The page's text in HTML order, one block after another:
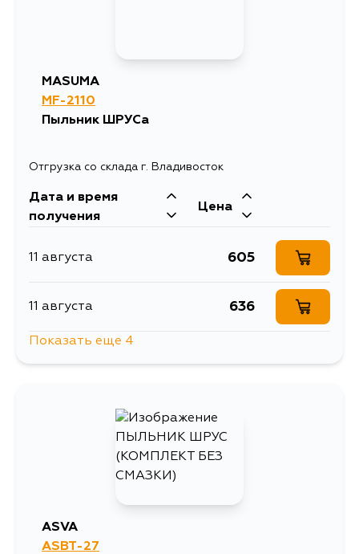
MASUMA
MF-2110
Пыльник ШРУСа
Отгрузка со склада г. Владивосток
Дата и время
получения
Цена
11 августа 605
11 августа 636
734
Показать еще 4
ASVA
ASBT-27